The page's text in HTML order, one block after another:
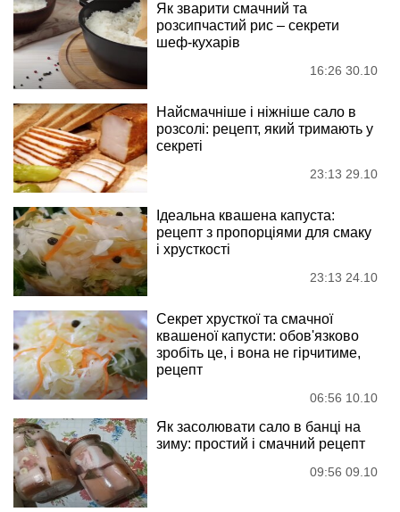
Як зварити смачний та
розсипчастий рис – секрети
шеф-кухарів
16:26 30.10
Найсмачніше і ніжніше сало в
розсолі: рецепт, який тримають у
секреті
23:13 29.10
Ідеальна квашена капуста:
рецепт з пропорціями для смаку
і хрусткості
23:13 24.10
Секрет хрусткої та смачної
квашеної капусти: обов'язково
зробіть це, і вона не гірчитиме,
рецепт
06:56 10.10
Як засолювати сало в банці на
зиму: простий і смачний рецепт
09:56 09.10